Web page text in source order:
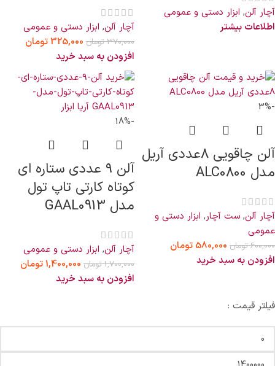
فیلتر قیمت :
آچار آلن, ابزار دستی و عمومی
اطلاعات بیشتر
آچار آلن, ابزار دستی و عمومی
370,000تومان 325,000تومان
افزودن به سبد خرید
-3%
آلن چاقویی 8عددی آریل
مدل ALC0800
آچار آلن, ست آچار, ابزار دستی و
عمومی
600,000تومان 580,000 تومان
افزودن به سبد خرید
-18%
آلن ۹ عددی ستاره ای
کوتاه کارتی تاپ تول
مدل GAAL0913
آچار آلن, ابزار دستی و عمومی
1,700,000تومان 1,400,000تومان
افزودن به سبد خرید